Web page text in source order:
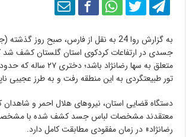
جسدی در ارتفاعات کردکوی استان گلستان کشف شد
متعلق به سها رضانژاد
تور طبیعتگردی به این منطقه رفت و به طرز عجیبی
دستگاه قضایی استان، نیروهای هلال احمر و
معتقدند مشخصات لباس جسد کشف شده با
رضانژاد» در زمان مفقودی مطابقت کامل دارد.